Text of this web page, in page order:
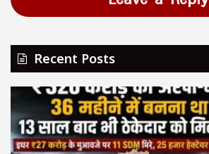
Recent Posts